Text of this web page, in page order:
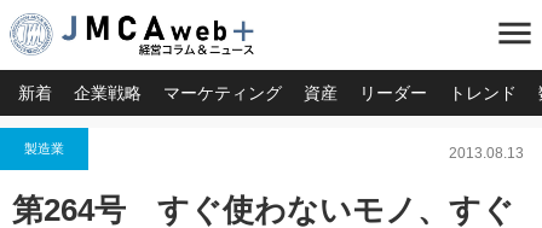
menu
新着 企業戦略 マーケティング 資産 リーダー トレンド
製造業 2013.08.13
第264号 すぐ使わないモノ、すぐ